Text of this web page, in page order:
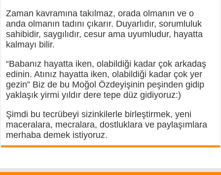
Zaman kavramına takılmaz, orada olmanın ve o
anda olmanın tadını çıkarır. Duyarlıdır, sorumluluk
sahibidir, saygılıdır, cesur ama uyumludur, hayatta
kalmayı bilir.
“Babanız hayatta iken, olabildiği kadar çok arkadaş
edinin. Atınız hayatta iken, olabildiği kadar çok yer
gezin” Biz de bu Moğol Özdeyişinin peşinden gidip
yaklaşık yirmi yıldır dere tepe düz gidiyoruz:)
Şimdi bu tecrübeyi sizinkilerle birleştirmek, yeni
maceralara, mecralara, dostluklara ve paylaşımlara
merhaba demek istiyoruz.